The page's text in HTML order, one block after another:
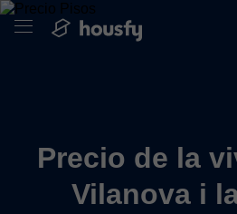
Precio de la
Vilanova i